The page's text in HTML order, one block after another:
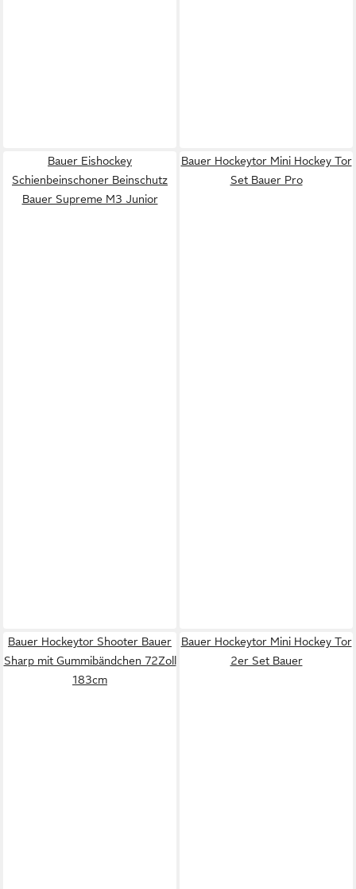
Bauer Eishockey
Schienbeinschoner Beinschutz
Bauer Supreme M3 Junior
Bauer Hockeytor Mini Hockey Tor
Set Bauer Pro
Bauer Hockeytor Shooter Bauer
Sharp mit Gummibändchen 72Zoll
183cm
Bauer Hockeytor Mini Hockey Tor
2er Set Bauer